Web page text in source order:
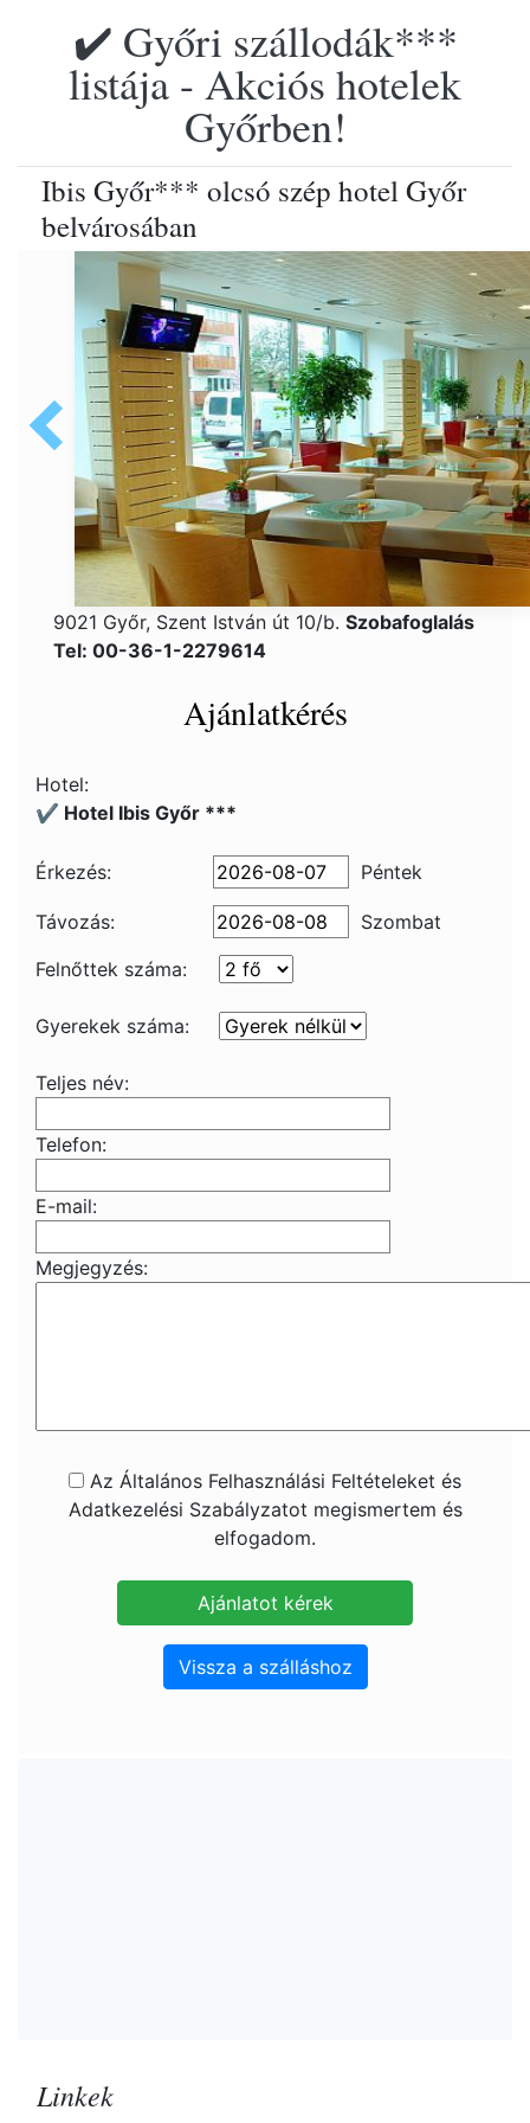
✔️ Győri szállodák***
listája - Akciós hotelek
Győrben!
Ibis Győr*** olcsó szép hotel Győr
belvárosában
9021 Győr, Szent István út 10/b. Szobafoglalás
Tel: 00-36-1-2279614
Ajánlatkérés
Hotel:
✔️ Hotel Ibis Győr ***
Érkezés: Péntek
Távozás:
Szombat
Felnőttek száma:
Gyerekek száma:
Teljes név:
Telefon:
E-mail:
Megjegyzés:
Az Általános Felhasználási Feltételeket és
Adatkezelési Szabályzatot megismertem és
elfogadom.
Vissza a szálláshoz
Linkek